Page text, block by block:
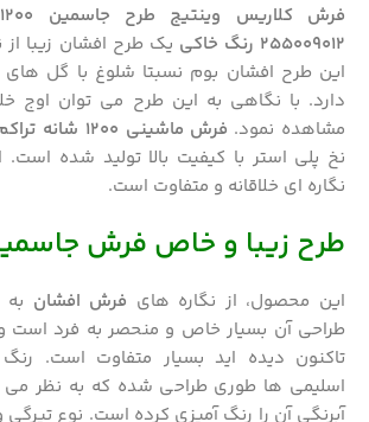
255009012 رنگ خاکی
یک طرح افشان زیبا
این طرح افشان بوم نسبتا شلوغ با گل های
دارد. با نگاهی به این طرح می توان اوج
مشاهده نمود. فرش ماشینی 1200 شانه تراکم 3600 جاسمین
نخ پلی استر با کیفیت بالا تولید شده
نگاره ای خلاقانه و متفاوت است.
طرح زیبا و خاص فرش
این محصول، از نگاره های فرش افشان
طراحی آن بسیار خاص و منحصر به فرد است
تاکنون دیده اید بسیار متفاوت است.
اسلیمی ها طوری طراحی شده که به نظر
آبرنگی آن را رنگ آمیزی کرده است. نوع